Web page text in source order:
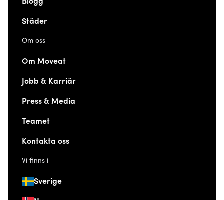
Blogg
Städer
Om oss
Om Moveat
Jobb & Karriär
Press & Media
Teamet
Kontakta oss
Vi finns i
Sverige